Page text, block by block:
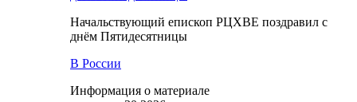
Начальствующий епископ РЦХВЕ поздравил с
днём Пятидесятницы
В России
Информация о материале